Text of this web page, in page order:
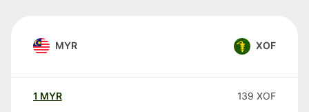
MYR XOF
1 MYR 139 XOF